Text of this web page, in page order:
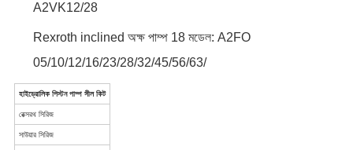
A2VK12/28
Rexroth inclined অক্ষ পাম্প 18 মডেল: A2FO
05/10/12/16/23/28/32/45/56/63/
হাইড্রোলিক পিস্টন পাম্প সীল কিট
রেক্সরথ সিরিজ
সাউয়ার সিরিজ